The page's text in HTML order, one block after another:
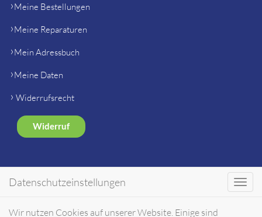
Meine Bestellungen
Meine Reparaturen
Mein Adressbuch
Meine Daten
Widerrufsrecht
Widerruf
SHOP
Gerätehersteller Ersatzteile
Datenschutzeinstellungen
Wir nutzen Cookies auf unserer Website. Einige sind